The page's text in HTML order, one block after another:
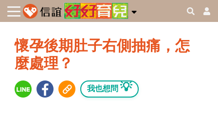
懷孕後期肚子右側抽痛，怎
麼處理？
我也想問 💡